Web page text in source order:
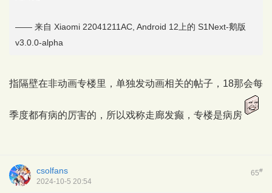
—— 来自 Xiaomi 22041211AC, Android 12上的 S1Next-鹅版
v3.0.0-alpha
指隔壁在非动画专楼里，单独发动画相关的帖子，18那会每
季度都有病的厉害的，所以戏称走廊发癫，专楼是病房
65#
csolfans
2024-10-5 20:54